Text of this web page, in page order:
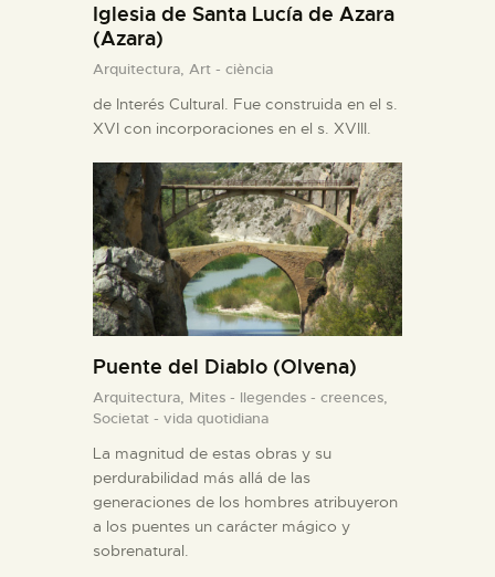
Iglesia de Santa Lucía de Azara
(Azara)
Arquitectura, Art - ciència
de Interés Cultural. Fue construida en el s.
XVI con incorporaciones en el s. XVIII.
Puente del Diablo (Olvena)
Arquitectura, Mites - llegendes - creences,
Societat - vida quotidiana
La magnitud de estas obras y su
perdurabilidad más allá de las
generaciones de los hombres atribuyeron
a los puentes un carácter mágico y
sobrenatural.